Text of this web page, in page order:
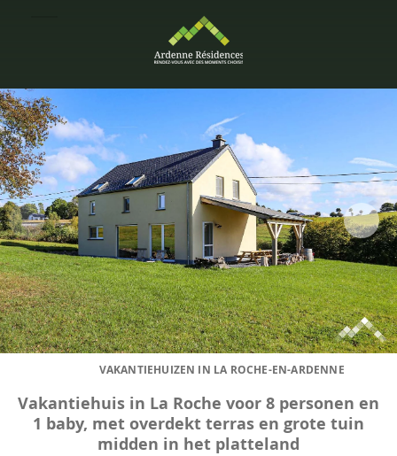
VAKANTIEHUIZEN IN LA ROCHE-EN-ARDENNE
Vakantiehuis in La Roche voor 8 personen en
1 baby, met overdekt terras en grote tuin
midden in het platteland